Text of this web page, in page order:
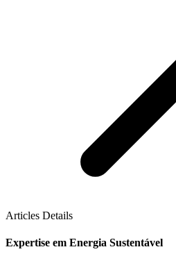
Articles Details
Expertise em Energia Sustentável